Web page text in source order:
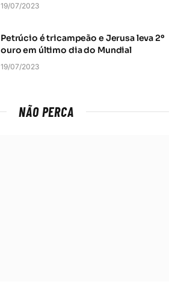
19/07/2023
Petrúcio é tricampeão e Jerusa leva 2º
ouro em último dia do Mundial
19/07/2023
NÃO PERCA